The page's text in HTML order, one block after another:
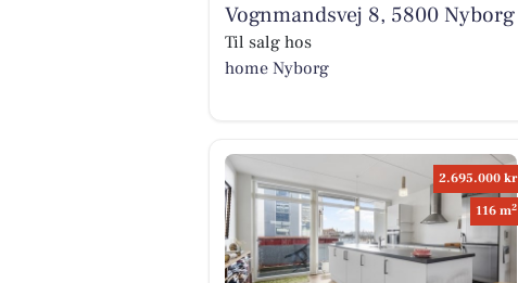
Vognmandsvej 8, 5800 Nyborg
Til salg hos
home Nyborg
2.695.000 kr
116 m2